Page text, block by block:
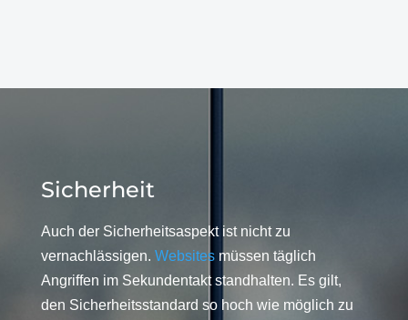
Sicherheit
Auch der Sicherheitsaspekt ist nicht zu
vernachlässigen. Websitesmüssen täglich
Angriffen im Sekundentakt standhalten. Es gilt,
den Sicherheitsstandard so hoch wie möglich zu